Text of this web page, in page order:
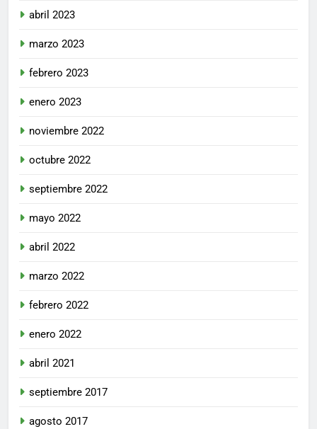
abril 2023
marzo 2023
febrero 2023
enero 2023
noviembre 2022
octubre 2022
septiembre 2022
mayo 2022
abril 2022
marzo 2022
febrero 2022
enero 2022
abril 2021
septiembre 2017
agosto 2017